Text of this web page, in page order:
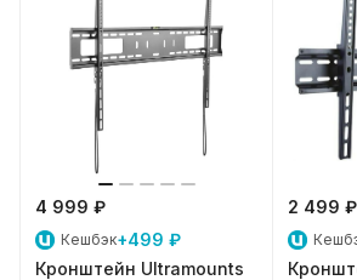
4 999 ₽
Кешбэк+499 ₽
Кронштейн Ultramounts
2 499 ₽